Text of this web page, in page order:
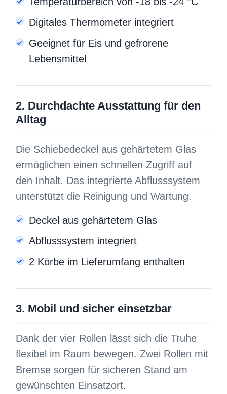
Digitales Thermometer integriert
Geeignet für Eis und gefrorene
Lebensmittel
2. Durchdachte Ausstattung für den
Alltag
Die Schiebedeckel aus gehärtetem Glas
ermöglichen einen schnellen Zugriff auf
den Inhalt. Das integrierte Abflusssystem
unterstützt die Reinigung und Wartung.
Deckel aus gehärtetem Glas
Abflusssystem integriert
2 Körbe im Lieferumfang enthalten
3. Mobil und sicher einsetzbar
Dank der vier Rollen lässt sich die Truhe
flexibel im Raum bewegen. Zwei Rollen mit
Bremse sorgen für sicheren Stand am
gewünschten Einsatzort.